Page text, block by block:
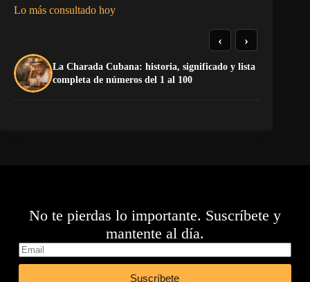
Lo más consultado hoy
La Charada Cubana: historia, significado y lista
completa de números del 1 al 100
‹ ›
No te pierdas lo importante. Suscríbete y
mantente al día.
Suscríbete